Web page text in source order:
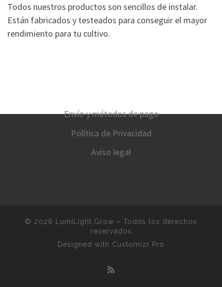
Todos nuestros productos son sencillos de instalar.
Están fabricados y testeados para conseguir el mayor
rendimiento para tu cultivo.
Envío y métodos de pago
Política de Privacidad
Aviso legal
© 2026 LumiLight Grow – Todos los derechos
reservados
Designed with Customizr Pro